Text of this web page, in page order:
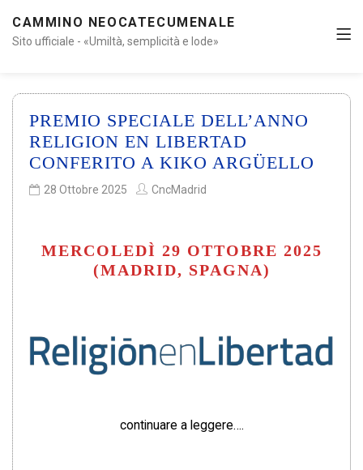
CAMMINO NEOCATECUMENALE
Sito ufficiale - «Umiltà, semplicità e lode»
PREMIO SPECIALE DELL’ANNO
RELIGION EN LIBERTAD
CONFERITO A KIKO ARGÜELLO
28 Ottobre 2025 CncMadrid
MERCOLEDÌ 29 OTTOBRE 2025
(MADRID, SPAGNA)
continuare a leggere….